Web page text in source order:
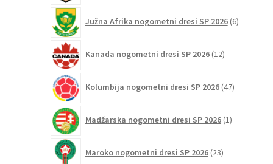
Južna Afrika nogometni dresi SP 2026 6izdelkov
Kanada nogometni dresi SP 2026 12izdelkov
Kolumbija nogometni dresi SP 2026 47izdelkov
Madžarska nogometni dresi SP 2026 1izdelek
Maroko nogometni dresi SP 2026 23izdelkov